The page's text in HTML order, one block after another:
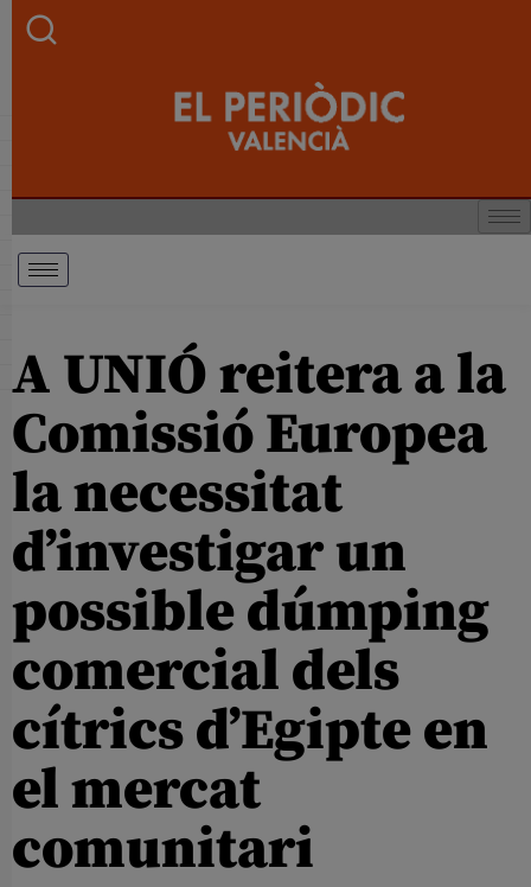
A UNIÓ reitera a la
Comissió Europea
la necessitat
d’investigar un
possible dúmping
comercial dels
cítrics d’Egipte en
el mercat
comunitari